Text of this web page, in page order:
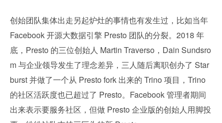
创始团队集体出走另起炉灶的事情也有发生过，比如当年
Facebook 开源大数据引擎 Presto 团队的分裂。2018 年
底，Presto 的三位创始人 Martin Traverso，Dain Sundsro
m 与企业领导发生了理念差异，三人随后离职创办了 Star
burst 并做了一个从 Presto fork 出来的 Trino 项目，Trino
的社区活跃度也已超过了 Presto。Facebook 管理者期间
出来表示要服务社区，但做 Presto 企业版的创始人用脚投